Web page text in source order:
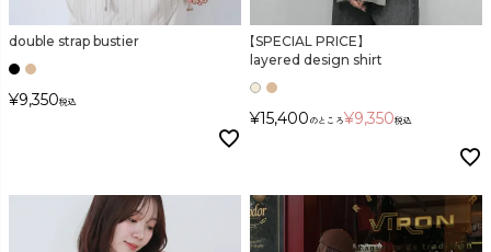
double strap bustier
¥9,350税込
【SPECIAL PRICE】
layered design shirt
¥15,400 のところ¥9,350税込